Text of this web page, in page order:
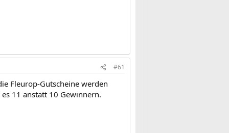
#61
Fleurop-Gutscheine werden
11 anstatt 10 Gewinnern.